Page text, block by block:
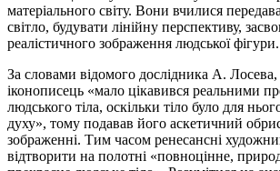
матеріального світу. Вони вчилися
світло, будувати лінійну перспективу,
реалістичного зображення людської фігури.
За словами відомого дослідника А. Лосева,
іконописець «мало цікавився реальними
людського тіла, оскільки тіло було для
духу», тому подавав його аскетичний
зображенні. Тим часом ренесансні
відтворити на полотні «повноцінне,